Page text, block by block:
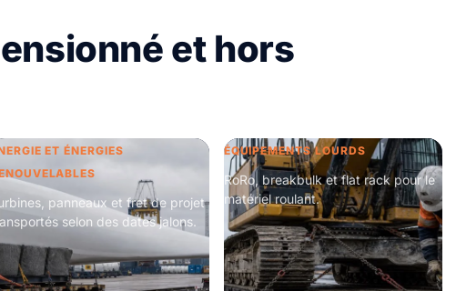
et hors
ET ÉNERGIES
panneaux et fret de projet
selon des dates jalons.
ÉQUIPEMENTS LOURDS
RoRo, breakbulk et flat rack pour le
matériel roulant.